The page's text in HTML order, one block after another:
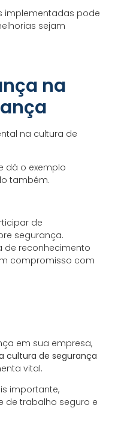
implementadas pode
sejam
na
na cultura de
dá o exemplo
também.
de
segurança.
de reconhecimento
compromisso com
em sua empresa,
cultura de segurança
vital.
importante,
trabalho seguro e